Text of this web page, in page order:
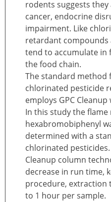
rodents suggests
cancer, endocrine
impairment. Like
retardant compounds
tend to accumulate in
the food chain.
The standard method
chlorinated pesticide
employs GPC
In this study the
hexabromobiphenyl
determined with a
chlorinated pesticides.
Cleanup column
decrease in run time,
procedure, extraction
to 1 hour per sample.